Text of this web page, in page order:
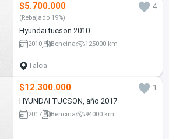
$5.700.000 4
(Rebajado 19%)
Hyundai tucson 2010
2010 Bencina 125000 km
Talca
$12.300.000
1
HYUNDAI TUCSON, año 2017
2017 Bencina 94000 km